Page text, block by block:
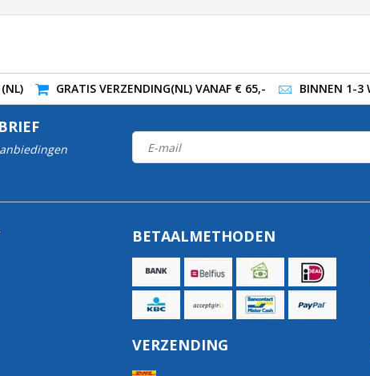
GRATIS VERZENDING(NL) VANAF € 65,- BINNEN 1-3
BETAALMETHODEN
VERZENDING